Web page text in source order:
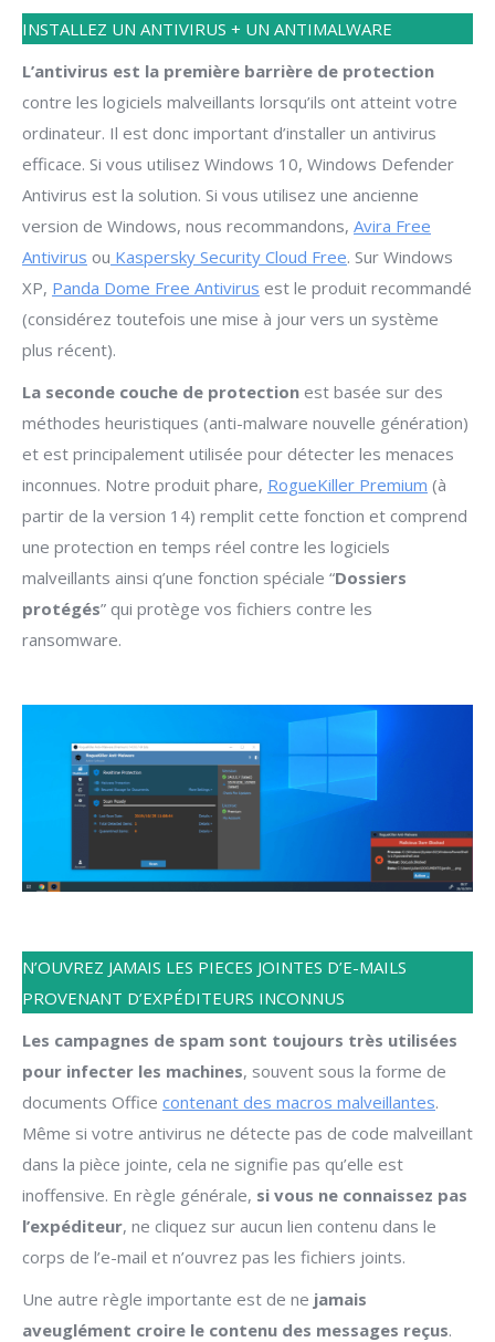
INSTALLEZ UN ANTIVIRUS + UN ANTIMALWARE
L’antivirus est la première barrière de protection
contre les logiciels malveillants lorsqu’ils ont atteint votre
ordinateur. Il est donc important d’installer un antivirus
efficace. Si vous utilisez Windows 10, Windows Defender
Antivirus est la solution. Si vous utilisez une ancienne
version de Windows, nous recommandons, Avira Free
Antivirus ou Kaspersky Security Cloud Free. Sur Windows
XP, Panda Dome Free Antivirus est le produit recommandé
(considérez toutefois une mise à jour vers un système
plus récent).
La seconde couche de protection est basée sur des
méthodes heuristiques (anti-malware nouvelle génération)
et est principalement utilisée pour détecter les menaces
inconnues. Notre produit phare, RogueKiller Premium (à
partir de la version 14) remplit cette fonction et comprend
une protection en temps réel contre les logiciels
malveillants ainsi q’une fonction spéciale “Dossiers
protégés” qui protège vos fichiers contre les
ransomware.
N’OUVREZ JAMAIS LES PIECES JOINTES D’E-MAILS
PROVENANT D’EXPÉDITEURS INCONNUS
Les campagnes de spam sont toujours très utilisées
pour infecter les machines, souvent sous la forme de
documents Office contenant des macros malveillantes.
Même si votre antivirus ne détecte pas de code malveillant
dans la pièce jointe, cela ne signifie pas qu’elle est
inoffensive. En règle générale, si vous ne connaissez pas
l’expéditeur, ne cliquez sur aucun lien contenu dans le
corps de l’e-mail et n’ouvrez pas les fichiers joints.
Une autre règle importante est de ne jamais
aveuglément croire le contenu des messages reçus.